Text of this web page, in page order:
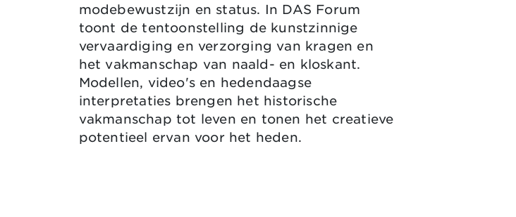
modebewustzijn en status. In DAS Forum
toont de tentoonstelling de kunstzinnige
vervaardiging en verzorging van kragen en
het vakmanschap van naald- en kloskant.
Modellen, video's en hedendaagse
interpretaties brengen het historische
vakmanschap tot leven en tonen het creatieve
potentieel ervan voor het heden.